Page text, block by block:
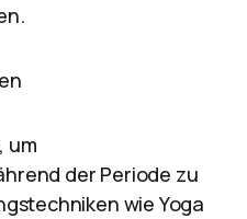
um
der Periode zu
wie Yoga